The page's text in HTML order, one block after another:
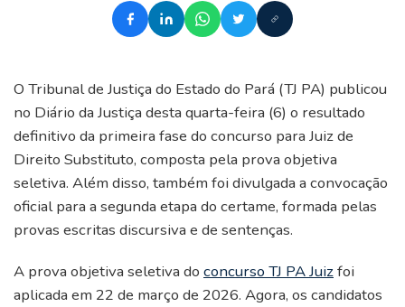
O Tribunal de Justiça do Estado do Pará (TJ PA) publicou
no Diário da Justiça desta quarta-feira (6) o resultado
definitivo da primeira fase do concurso para Juiz de
Direito Substituto, composta pela prova objetiva
seletiva. Além disso, também foi divulgada a convocação
oficial para a segunda etapa do certame, formada pelas
provas escritas discursiva e de sentenças.
A prova objetiva seletiva do concurso TJ PA Juizfoi
aplicada em 22 de março de 2026. Agora, os candidatos